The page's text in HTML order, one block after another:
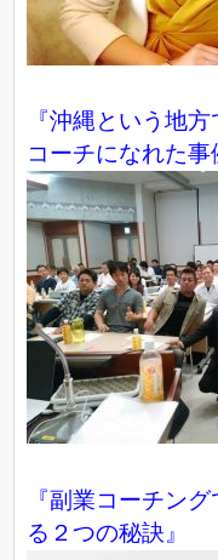
『沖縄という地
コーチになれた事
『副業コーチン
る２つの秘訣』